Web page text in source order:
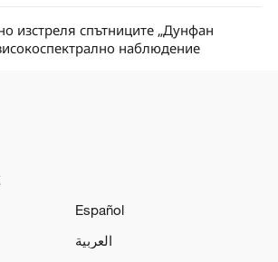
изстреля спътниците „Дунфан
наблюдение
Español
العربية